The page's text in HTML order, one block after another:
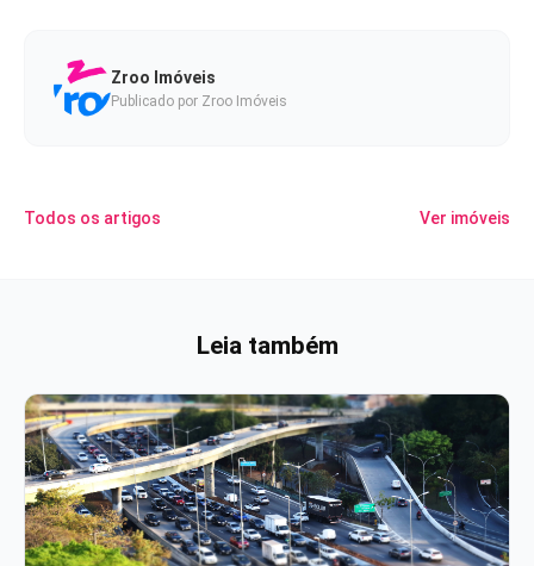
Zroo Imóveis
Publicado por Zroo Imóveis
Todos os artigos Ver imóveis
Leia também